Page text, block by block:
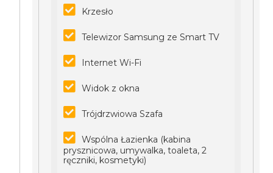
Krzesło
Telewizor Samsung ze Smart TV
Internet Wi-Fi
Widok z okna
Trójdrzwiowa Szafa
Wspólna Łazienka (kabina
prysznicowa, umywalka, toaleta, 2
ręczniki, kosmetyki)